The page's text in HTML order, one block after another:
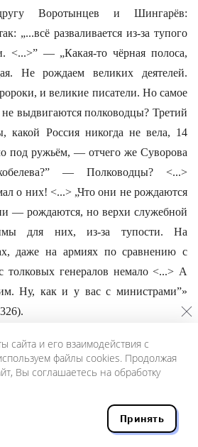
Воротынцев и Шингарёв:
„...всё разваливается из-за тупого
<...>” — „Какая-то чёрная полоса,
Не рождаем великих деятелей.
и великие писатели. Но самое
выдвигаются полководцы? Третий
какой Россия никогда не вела, 14
под ружьём, — отчего же Суворова
— Полководцы? <...>
о них! <...> „Что они не рождаются
— рождаются, но верхи служебной
для них, из-за тупости. На
даже на армиях по сравнению с
толковых генералов немало <...> А
Ну, как и у вас с министрами”»
Монархия, и тем более
— это вовсе не цепь гор с
меньшей величины, но регулярно
сужающаяся к своему верху — к
вершине. Эффективность действий
сайта и его взаимодействия с
файлы cookies. Продолжая
Вы соглашаетесь на обработку
Принять